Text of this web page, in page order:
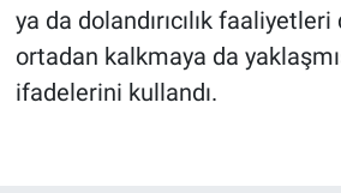
ya da dolandırıcılık faaliyetleri
ortadan kalkmaya da
ifadelerini kullandı.